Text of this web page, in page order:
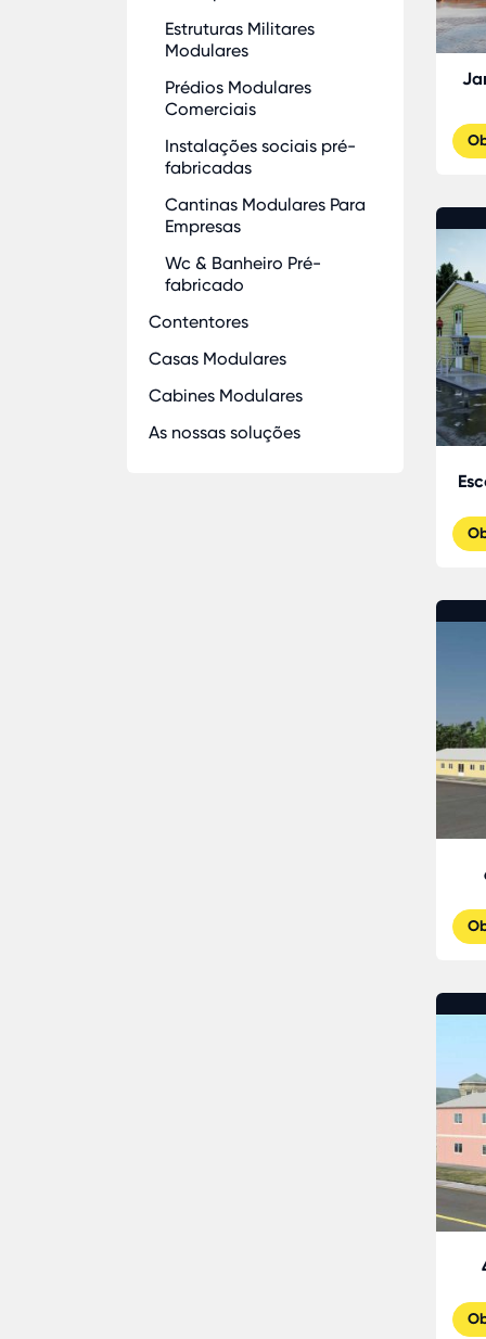
Estruturas Militares
Modulares
Prédios Modulares
Comerciais
Instalações sociais pré-
fabricadas
Cantinas Modulares Para
Empresas
Wc & Banheiro Pré-
fabricado
Contentores
Casas Modulares
Cabines Modulares
As nossas soluções